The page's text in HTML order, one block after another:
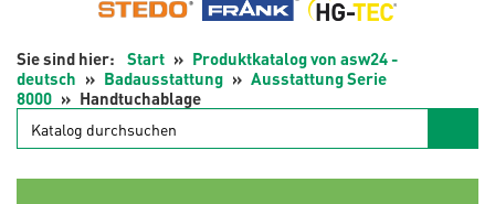
Start
Produktkatalog von asw24 -
deutsch
Badausstattung
Ausstattung Serie
8000
Handtuchablage
Katalog
durchsuchen